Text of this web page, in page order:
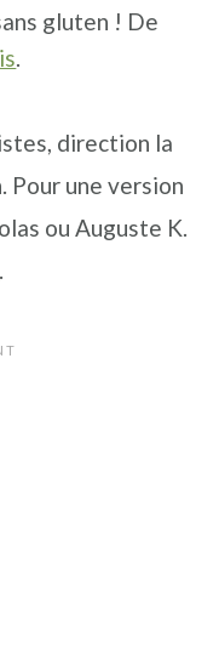
gluten ! De
.
direction la
Pour une version
ou Auguste K.
.